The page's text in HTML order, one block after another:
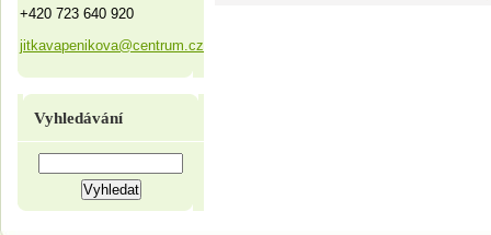
+420 723 640 920
jitkavapenikova@centrum.cz
Vyhledávání